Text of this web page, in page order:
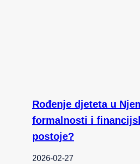
Rođenje djeteta u
formalnosti i
postoje?
2026-02-27